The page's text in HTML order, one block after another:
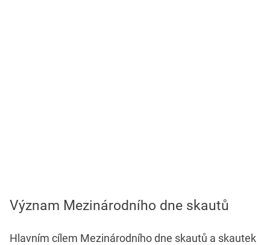
Význam Mezinárodního dne skautů
Hlavním cílem Mezinárodního dne skautů a skautek